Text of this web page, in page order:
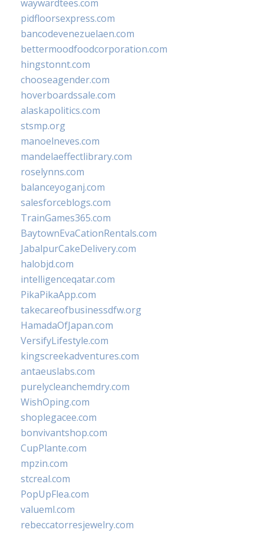
waywardtees.com
pidfloorsexpress.com
bancodevenezuelaen.com
bettermoodfoodcorporation.com
hingstonnt.com
chooseagender.com
hoverboardssale.com
alaskapolitics.com
stsmp.org
manoelneves.com
mandelaeffectlibrary.com
roselynns.com
balanceyoganj.com
salesforceblogs.com
TrainGames365.com
BaytownEvaCationRentals.com
JabalpurCakeDelivery.com
halobjd.com
intelligenceqatar.com
PikaPikaApp.com
takecareofbusinessdfw.org
HamadaOfJapan.com
VersifyLifestyle.com
kingscreekadventures.com
antaeuslabs.com
purelycleanchemdry.com
WishOping.com
shoplegacee.com
bonvivantshop.com
CupPlante.com
mpzin.com
stcreal.com
PopUpFlea.com
valueml.com
rebeccatorresjewelry.com